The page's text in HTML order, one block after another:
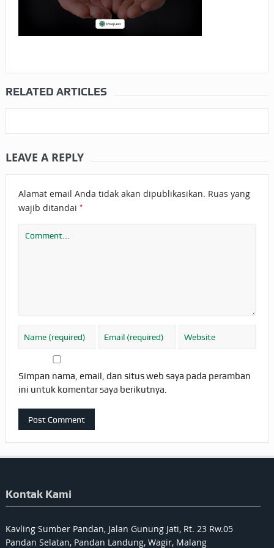
RELATED ARTICLES
LEAVE A REPLY
Alamat email Anda tidak akan dipublikasikan. Ruas yang
wajib ditandai *
Simpan nama, email, dan situs web saya pada peramban
ini untuk komentar saya berikutnya.
Kontak Kami
Kavling Sumber Pandan, Jalan Gunung Jati, Rt. 23 Rw.05
Pandan Selatan, Pandan Landung, Wagir, Malang